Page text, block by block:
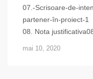
07.-Scrisoare-de-
partener-în-proiect-1
08. Nota
mai 10, 2020